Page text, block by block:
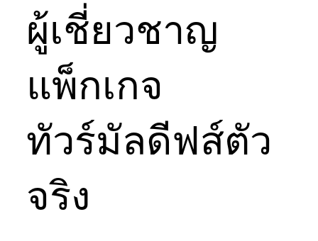
ผู้เชี่ยวชาญ
แพ็กเกจ
ทัวร์มัลดีฟส์ตัว
จริง